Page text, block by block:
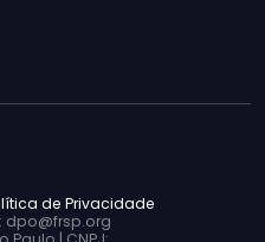
de Privacidade
dpo@frsp.org